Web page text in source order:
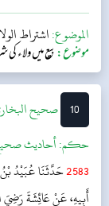
الموضوع:اشتراط
موضوع:بیع میں ولاء
10 ‌‌صحيح
حکم:أحاديث
2583حَدَّثَنَا عُبَيْدُ
أَبِيهِ، عَنْ عَائِشَةَ رَضِيَ